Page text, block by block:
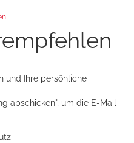
und Ihre persönliche
abschicken", um die E-Mail